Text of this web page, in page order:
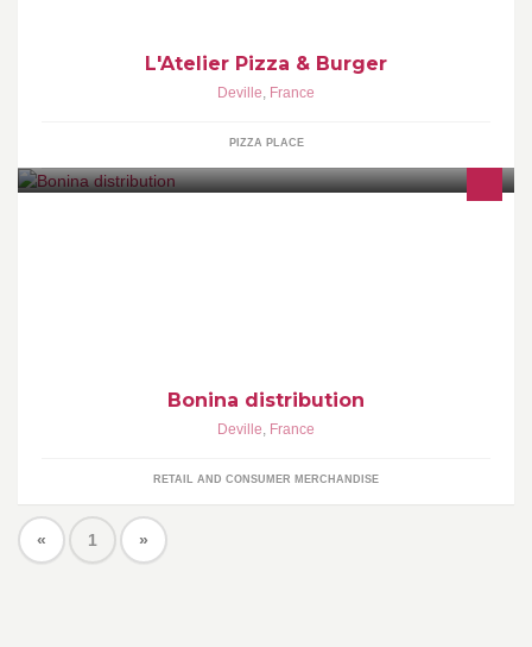
L'Atelier Pizza & Burger
Deville, France
PIZZA PLACE
Bonina distribution
Deville, France
RETAIL AND CONSUMER MERCHANDISE
« 1 »